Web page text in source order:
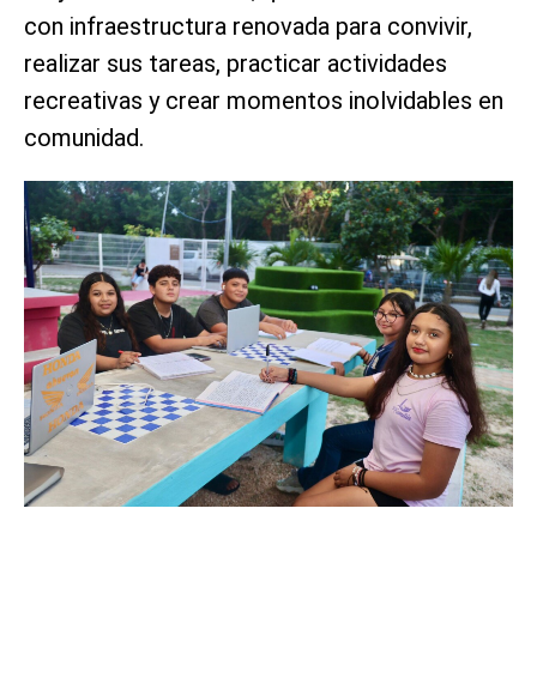
con infraestructura renovada para convivir,
realizar sus tareas, practicar actividades
recreativas y crear momentos inolvidables en
comunidad.